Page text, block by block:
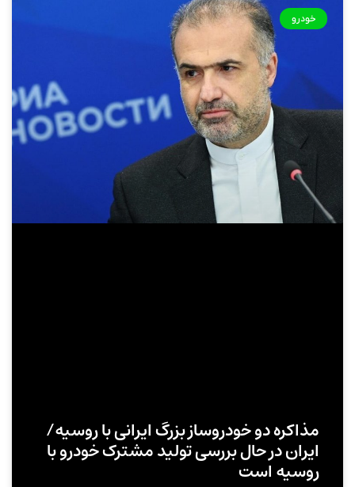
خودرو
مذاکره دو خودروساز بزرگ ایرانی با روسیه/
ایران در حال بررسی تولید مشترک خودرو با
روسیه است